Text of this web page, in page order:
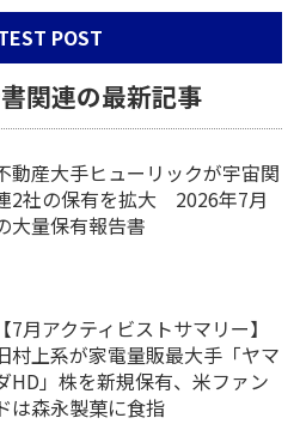
POST
関連の最新記事
動産大手ヒューリックが宇宙関
2社の保有を拡大 2026年7月
大量保有報告書
【7月アクティビストサマリー】
村上系が家電量販最大手「ヤマ
HD」株を新規保有、米ファン
は森永製菓に食指